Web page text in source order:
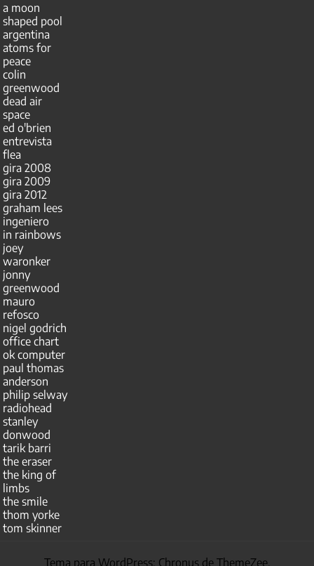
a moon
shaped pool
argentina
atoms for
peace
colin
greenwood
dead air
space
ed o'brien
entrevista
flea
gira 2008
gira 2009
gira 2012
graham lees
ingeniero
in rainbows
joey
waronker
jonny
greenwood
mauro
refosco
nigel godrich
office chart
ok computer
paul thomas
anderson
philip selway
radiohead
stanley
donwood
tarik barri
the eraser
the king of
limbs
the smile
thom yorke
tom skinner
Tema para WordPress: Chronus de ThemeZee.